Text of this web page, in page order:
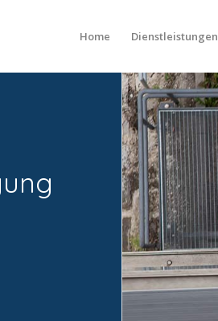
Home Dienstleistungen